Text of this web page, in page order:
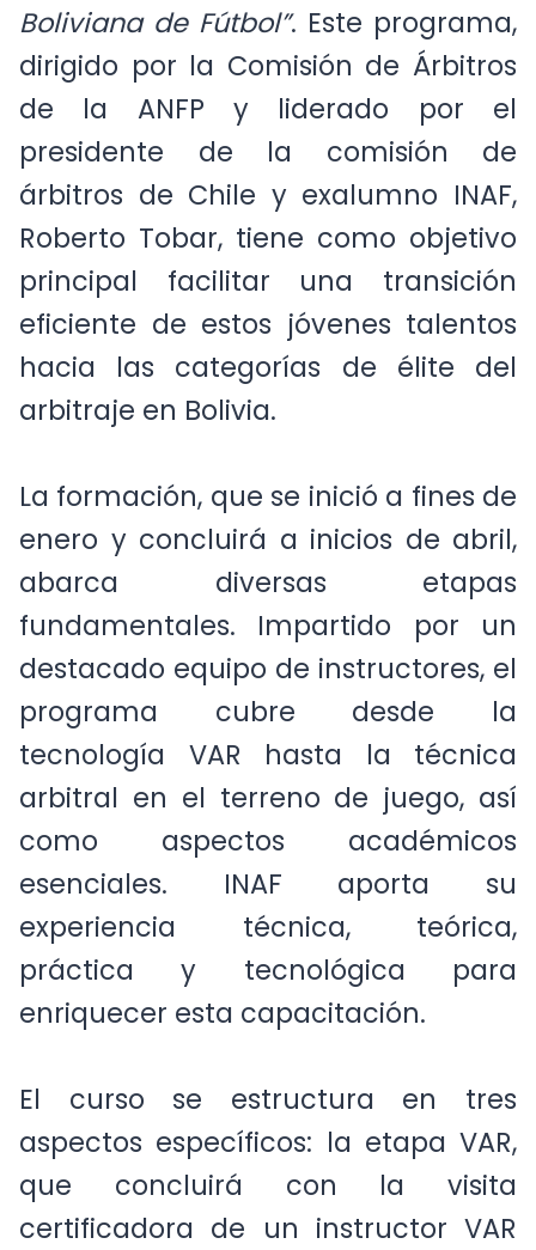
Boliviana de Fútbol”. Este programa,
dirigido por la Comisión de Árbitros
de la ANFP y liderado por el
presidente de la comisión de
árbitros de Chile y exalumno INAF,
Roberto Tobar, tiene como objetivo
principal facilitar una transición
eficiente de estos jóvenes talentos
hacia las categorías de élite del
arbitraje en Bolivia.
La formación, que se inició a fines de
enero y concluirá a inicios de abril,
abarca diversas etapas
fundamentales. Impartido por un
destacado equipo de instructores, el
programa cubre desde la
tecnología VAR hasta la técnica
arbitral en el terreno de juego, así
como aspectos académicos
esenciales. INAF aporta su
experiencia técnica, teórica,
práctica y tecnológica para
enriquecer esta capacitación.
El curso se estructura en tres
aspectos específicos: la etapa VAR,
que concluirá con la visita
certificadora de un instructor VAR